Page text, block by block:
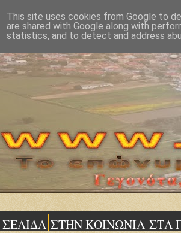
ΣΤΗΝ ΚΟΙΝΩΝΙΑ ΣΤΑ
This site uses cookies from Google to
are shared with Google along with
statistics, and to detect and address